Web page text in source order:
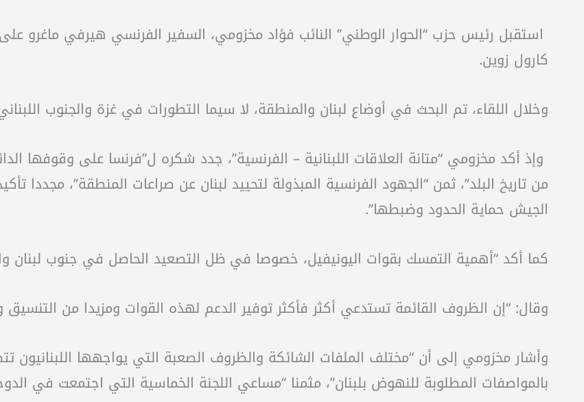
استقبل رئيس حزب “الحوار الوطني” النائب فؤاد مخزومي، السفير الفرنسي هيرفي ماغرو
كارول زوين.
وخلال اللقاء، تم البحث في أوضاع لبنان والمنطقة، لا سيما التطورات في غزة والجنوب
وإذ أكد مخزومي “متانة العلاقات اللبنانية – الفرنسية”، جدد شكره ل”فرنسا على وقوفها
الجيش حماية الحدود وضبطها”.
كما أكد “أهمية التمسك بقوات اليونيفيل، خصوصا في ظل التصعيد الحاصل في جنوب لبنان
وقال: “إن الظروف القائمة تستدعي أكثر فأكثر توفير الدعم لهذه القوات ومزيدا من التنسيق
وأشار مخزومي إلى أن “مختلف الملفات الشائكة والظروف الصعبة التي يواجهها اللبنانيون
بالمواصفات المطلوبة للنهوض بلبنان”، مثمنا “مساعي اللجنة الخماسية التي اجتمعت في